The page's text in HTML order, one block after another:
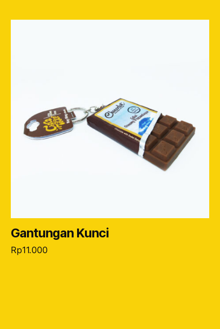
Gantungan Kunci
Rp11.000